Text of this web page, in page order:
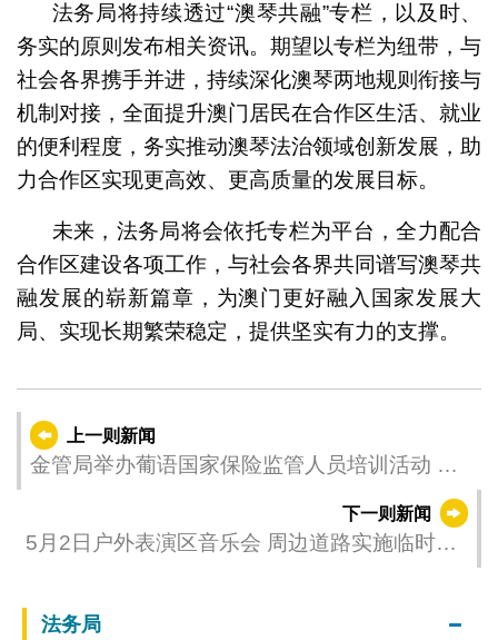
法务局将持续透过“澳琴共融”专栏，以及时、
务实的原则发布相关资讯。期望以专栏为纽带，与
社会各界携手并进，持续深化澳琴两地规则衔接与
机制对接，全面提升澳门居民在合作区生活、就业
的便利程度，务实推动澳琴法治领域创新发展，助
力合作区实现更高效、更高质量的发展目标。
未来，法务局将会依托专栏为平台，全力配合
合作区建设各项工作，与社会各界共同谱写澳琴共
融发展的崭新篇章，为澳门更好融入国家发展大
局、实现长期繁荣稳定，提供坚实有力的支撑。
上一则新闻
金管局举办葡语国家保险监管人员培训活动 发
下一则新闻
5月2日户外表演区音乐会 周边道路实施临时交
法务局